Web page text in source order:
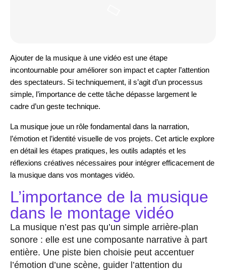
Ajouter de la musique à une vidéo est une étape
incontournable pour améliorer son impact et capter l’attention
des spectateurs. Si techniquement, il s’agit d’un processus
simple, l’importance de cette tâche dépasse largement le
cadre d’un geste technique.
La musique joue un rôle fondamental dans la narration,
l’émotion et l’identité visuelle de vos projets. Cet article explore
en détail les étapes pratiques, les outils adaptés et les
réflexions créatives nécessaires pour intégrer efficacement de
la musique dans vos montages vidéo.
L’importance de la musique
dans le montage vidéo
La musique n’est pas qu’un simple arrière-plan
sonore : elle est une composante narrative à part
entière. Une piste bien choisie peut accentuer
l’émotion d’une scène, guider l’attention du